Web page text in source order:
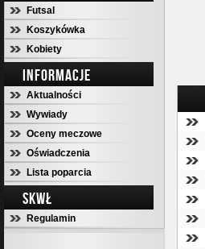
Futsal
Koszykówka
Kobiety
INFORMACJE
Aktualności
Wywiady
Oceny meczowe
Oświadczenia
Lista poparcia
SKWŁ
Regulamin